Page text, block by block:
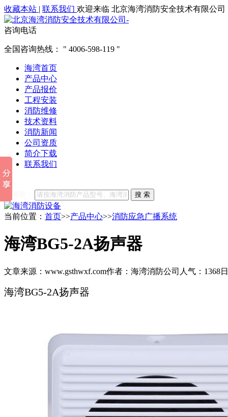
收藏本站 | 联系我们 欢迎来临 北京海湾消防安全技术有限公司
咨询电话
全国咨询热线： 4006-598-119
海湾首页
产品中心
产品报价
工程安装
消防维修
技术资料
消防新闻
公司资质
简介下载
联系我们
他们都在搜索:
搜 索
当前位置： 首页>>产品中心>>消防应急广播系统
海湾BG5-2A扬声器
文章来源：www.gsthwxf.com作者：海湾消防公司 人气：1368
海湾BG5-2A扬声器